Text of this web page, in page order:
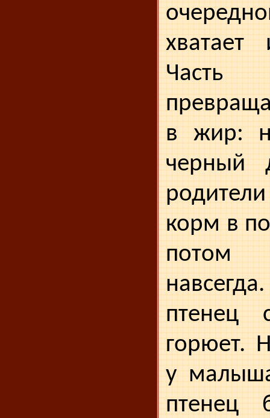
в жир:
черный
корм в
птенец
горюет.
у
птенец